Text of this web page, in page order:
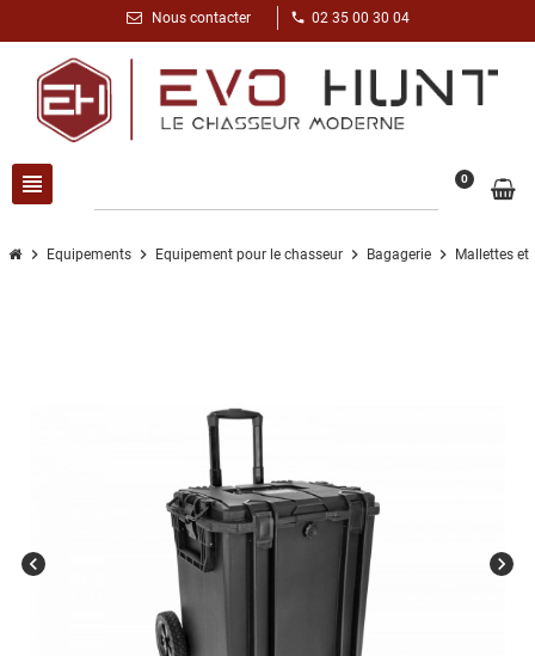
Nous contacter phone 02 35 00 30 04
view_headline 0
chevron_right Equipements chevron_right Equipement pour le chasseur chevron_right Bagagerie chevron_right Mallettes et
chevron_left chevron_right